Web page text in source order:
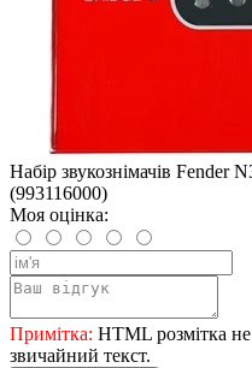
Набір звукознімачів Fender
(993116000)
Моя оцінка:
Примітка: HTML розмітка
звичайний текст.